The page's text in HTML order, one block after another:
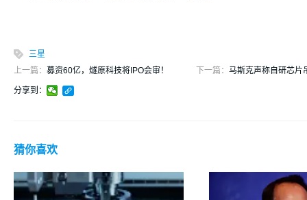
三星
上一篇： 募资60亿，燧原科技将IPO会审！ 下一篇： 马斯克声称自研芯片
分享到：
猜你喜欢